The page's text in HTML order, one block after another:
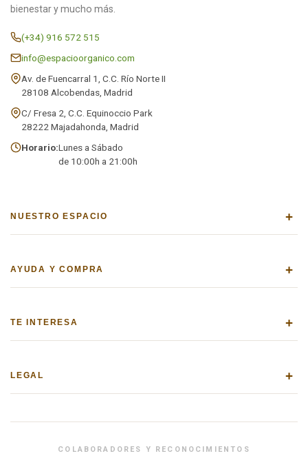
bienestar y mucho más.
(+34) 916 572 515
info@espacioorganico.com
Av. de Fuencarral 1, C.C. Río Norte II
28108 Alcobendas, Madrid
C/ Fresa 2, C.C. Equinoccio Park
28222 Majadahonda, Madrid
Horario:Lunes a Sábado
de 10:00h a 21:00h
NUESTRO ESPACIO +
AYUDA Y COMPRA +
TE INTERESA +
LEGAL +
COLABORADORES Y RECONOCIMIENTOS